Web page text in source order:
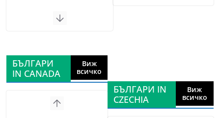
БЪЛГАРИ
IN CANADA
Виж
всичко
БЪЛГАРИ IN
CZECHIA
Виж
всичко